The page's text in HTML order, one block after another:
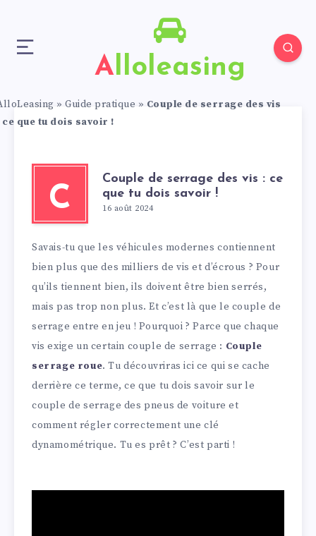
Alloleasing
» Guide pratique » Couple de serrage des vis
ce que tu dois savoir !
C
Couple de serrage des vis : ce
que tu dois savoir !
16 août 2024
Savais-tu que les véhicules modernes contiennent
bien plus que des milliers de vis et d’écrous ? Pour
qu’ils tiennent bien, ils doivent être bien serrés,
mais pas trop non plus. Et c’est là que le couple de
serrage entre en jeu ! Pourquoi ? Parce que chaque
vis exige un certain couple de serrage : Couple
serrage roue. Tu découvriras ici ce qui se cache
derrière ce terme, ce que tu dois savoir sur le
couple de serrage des pneus de voiture et
comment régler correctement une clé
dynamométrique. Tu es prêt ? C’est parti !